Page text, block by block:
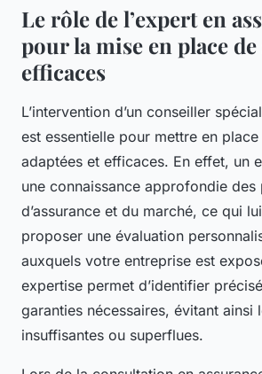
Le rôle de l’expert en
pour la mise en place
efficaces
L’intervention d’un conseiller
est essentielle pour mettre en
adaptées et efficaces. En effet, un
une connaissance approfondie des
d’assurance et du marché, ce qui
proposer une évaluation
auxquels votre entreprise est
expertise permet d’identifier
garanties nécessaires, évitant ainsi
insuffisantes ou superflues.